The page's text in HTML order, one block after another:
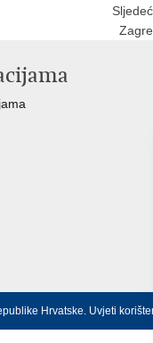
Hrvatske. Uvjeti